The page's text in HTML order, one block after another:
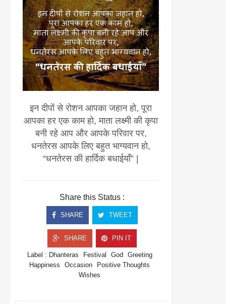
इन दीपों से रोशन आपका जहान हो, पूरा
आपका हर एक काम हो, माता लक्ष्मी की कृपा
बनी रहे आप और आपके परिवार पर,
धनतेरस आपके लिए बहुत भाग्यवान हो,
“धनतेरस की हार्दिक बधाईयाँ” |
Share this Status :
SHARE TWEET
SHARE PIN IT
Label : Dhanteras Festival God
Greeting
Happiness
Occasion
Positive Thoughts
Wishes